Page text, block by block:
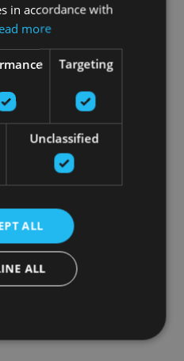
in accordance with
more
Targeting
Unclassified
ALL
ALL